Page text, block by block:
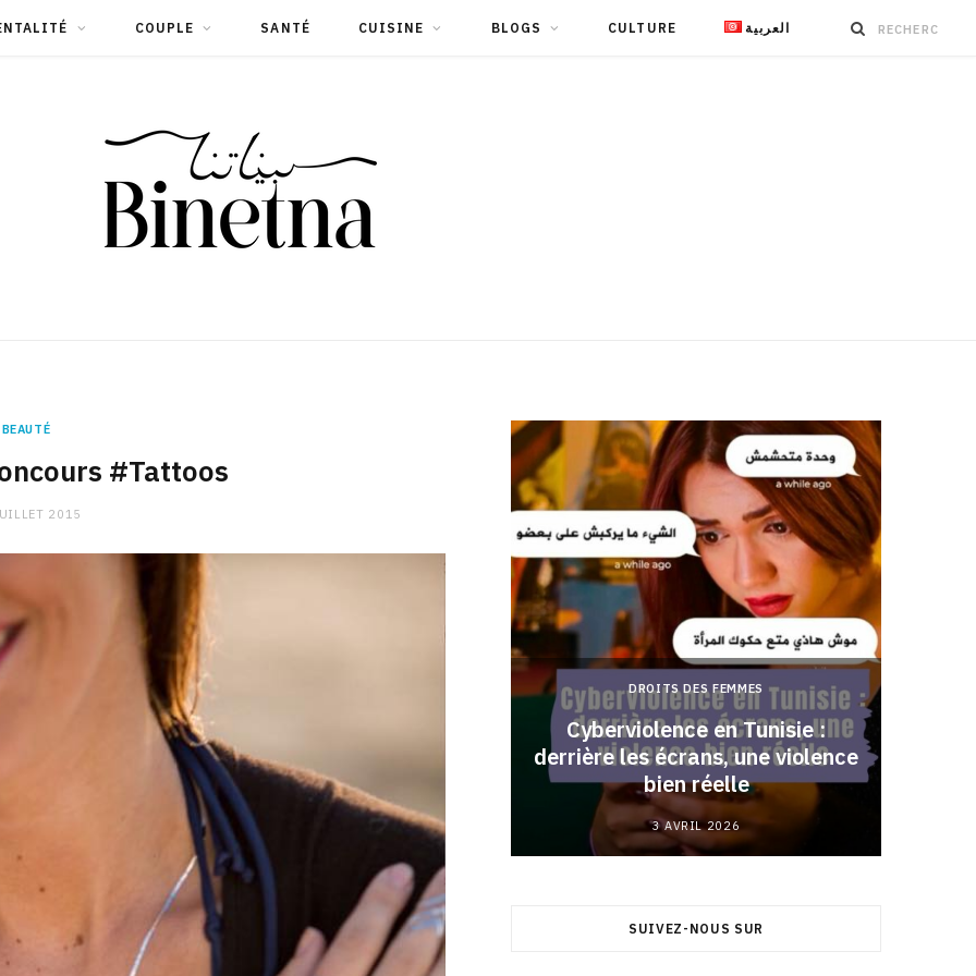
COUPLE SANTÉ CUISINE BLOGS CULTURE العربية
BEAUTÉ
#Tattoos
2015
Stress après le travail :
comment relâcher la pression
9 JANVIER 2026
DROITS DES FEMMES
Cyberviolence en Tunisie :
derrière les écrans, une violence
bien réelle
3 AVRIL 2026
SUIVEZ-NOUS SUR